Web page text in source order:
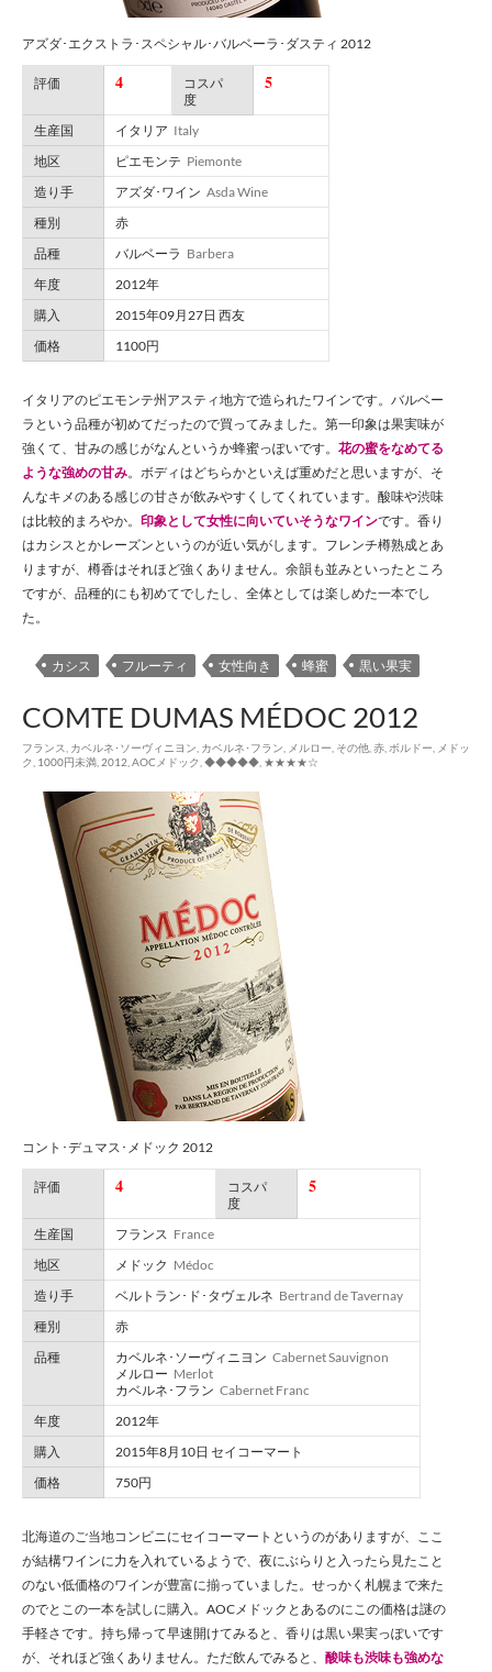
アズダ･エクストラ･スペシャル･バルベーラ･ダスティ 2012
評価 4
コスパ
度
5
生産国 イタリア Italy
地区
ピエモンテ Piemonte
造り手
アズダ･ワイン Asda Wine
種別
赤
品種
バルベーラ Barbera
年度
2012年
購入
2015年09月27日 西友
価格
1100円
イタリアのピエモンテ州アスティ地方で造られたワインです。バルベー
ラという品種が初めてだったので買ってみました。第一印象は果実味が
強くて、甘みの感じがなんというか蜂蜜っぽいです。 花の蜜をなめてる
ような強めの甘み。ボディはどちらかといえば重めだと思いますが、そ
んなキメのある感じの甘さが飲みやすくしてくれています。酸味や渋味
は比較的まろやか。 印象として女性に向いていそうなワインです。香り
はカシスとかレーズンというのが近い気がします。フレンチ樽熟成とあ
りますが、樽香はそれほど強くありません。余韻も並みといったところ
ですが、品種的にも初めてでしたし、全体としては楽しめた一本でし
た。
カシス フルーティ 女性向き 蜂蜜 黒い果実
COMTE DUMAS MÉDOC 2012
フランス カベルネ･ソーヴィニヨン カベルネ･フラン メルロー その他 赤 ボルドー
メドッ
ク 1000円未満 2012 AOCメドック ◆◆◆◆◆ ★★★★☆
コント･デュマス･メドック 2012
評価 4
コスパ
度
5
生産国 フランス France
地区
メドック Médoc
造り手
ベルトラン･ド･タヴェルネ Bertrand de Tavernay
種別
赤
品種
カベルネ･ソーヴィニヨン Cabernet Sauvignon
メルロー Merlot
カベルネ･フラン Cabernet Franc
年度
2012年
購入
2015年8月10日 セイコーマート
価格
750円
北海道のご当地コンビニにセイコーマートというのがありますが、ここ
が結構ワインに力を入れているようで、夜にぶらりと入ったら見たこと
のない低価格のワインが豊富に揃っていました。せっかく札幌まで来た
のでとこの一本を試しに購入。AOCメドックとあるのにこの価格は謎の
手軽さです。持ち帰って早速開けてみると、香りは黒い果実っぽいです
が、それほど強くありません。ただ飲んでみると、 酸味も渋味も強めな